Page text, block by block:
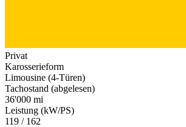
Privat
Karosserieform
Limousine (4-Türen)
Tachostand (abgelesen)
36'000 mi
Leistung (kW/PS)
119 / 162